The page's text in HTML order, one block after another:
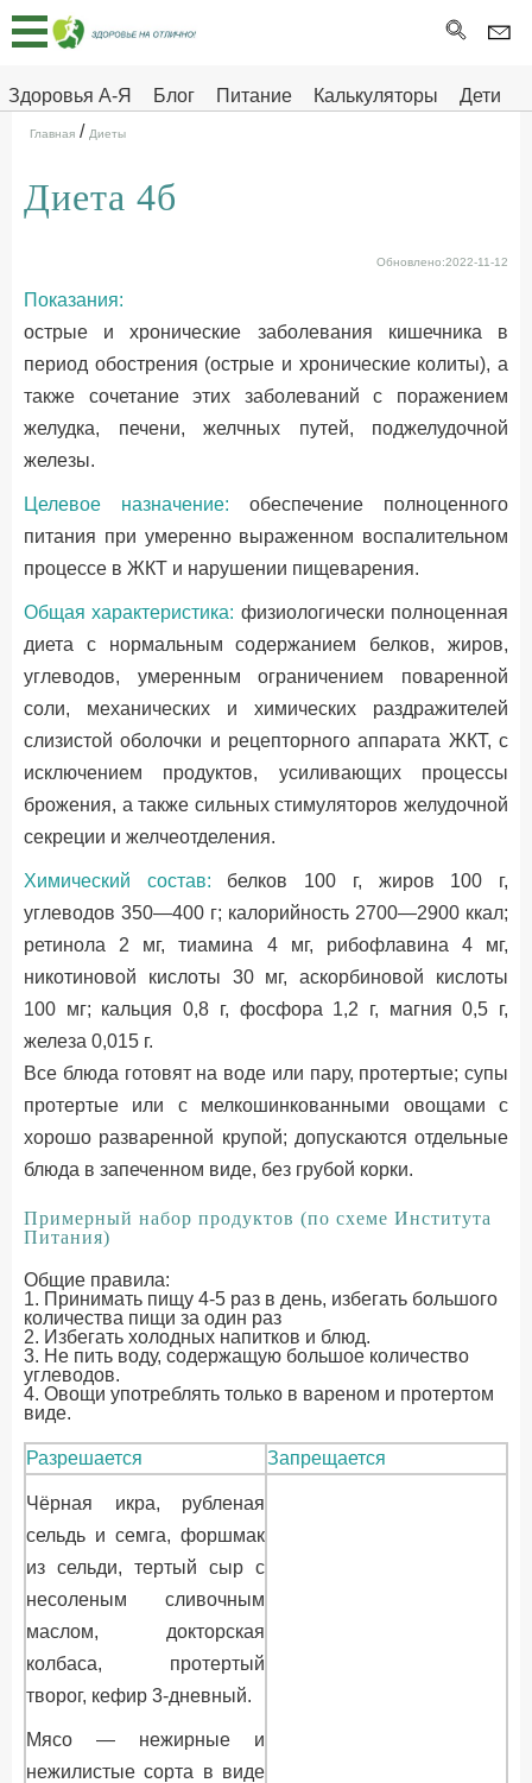
Здоровья А-Я Блог Питание Калькуляторы
Дети
Главная
Тесты
Про
ДЕТЯМ
Главная / Диеты
Диета 4б
Обновлено:2022-11-12
Показания:
острые и хронические заболевания кишечника в
период обострения (острые и хронические колиты), а
также сочетание этих заболеваний с поражением
желудка, печени, желчных путей, поджелудочной
железы.
Целевое назначение: обеспечение полноценного
питания при умеренно выраженном воспалительном
процессе в ЖКТ и нарушении пищеварения.
Общая характеристика: физиологически полноценная
диета с нормальным содержанием белков, жиров,
углеводов, умеренным ограничением поваренной
соли, механических и химических раздражителей
слизистой оболочки и рецепторного аппарата ЖКТ, с
исключением продуктов, усиливающих процессы
брожения, а также сильных стимуляторов желудочной
секреции и желчеотделения.
Химический состав: белков 100 г, жиров 100 г,
углеводов 350—400 г; калорийность 2700—2900 ккал;
ретинола 2 мг, тиамина 4 мг, рибофлавина 4 мг,
никотиновой кислоты 30 мг, аскорбиновой кислоты
100 мг; кальция 0,8 г, фосфора 1,2 г, магния 0,5 г,
железа 0,015 г.
Все блюда готовят на воде или пару, протертые; супы
протертые или с мелкошинкованными овощами с
хорошо разваренной крупой; допускаются отдельные
блюда в запеченном виде, без грубой корки.
Примерный набор продуктов (по схеме Института
Питания)
Общие правила:
1. Принимать пищу 4-5 раз в день, избегать большого
количества пищи за один раз
2. Избегать холодных напитков и блюд.
3. Не пить воду, содержащую большое количество
углеводов.
4. Овощи употреблять только в вареном и протертом
виде.
Разрешается Запрещается
Чёрная икра, рубленая
сельдь и семга, форшмак
из сельди, тертый сыр с
несоленым сливочным
маслом, докторская
колбаса, протертый
творог, кефир 3-дневный.
Мясо — нежирные и
нежилистые сорта в виде